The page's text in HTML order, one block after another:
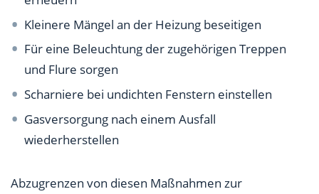
Kleinere Mängel an der Heizung beseitigen
Für eine Beleuchtung der zugehörigen Treppen
und Flure sorgen
Scharniere bei undichten Fenstern einstellen
Gasversorgung nach einem Ausfall
wiederherstellen
Abzugrenzen von diesen Maßnahmen zur